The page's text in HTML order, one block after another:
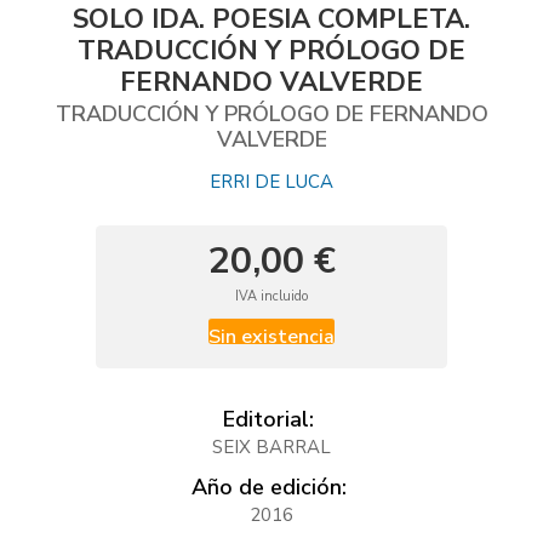
SOLO IDA. POESIA COMPLETA.
TRADUCCIÓN Y PRÓLOGO DE
FERNANDO VALVERDE
TRADUCCIÓN Y PRÓLOGO DE FERNANDO
VALVERDE
ERRI DE LUCA
20,00 €
IVA incluido
Sin existencia
Editorial:
SEIX BARRAL
Año de edición:
2016